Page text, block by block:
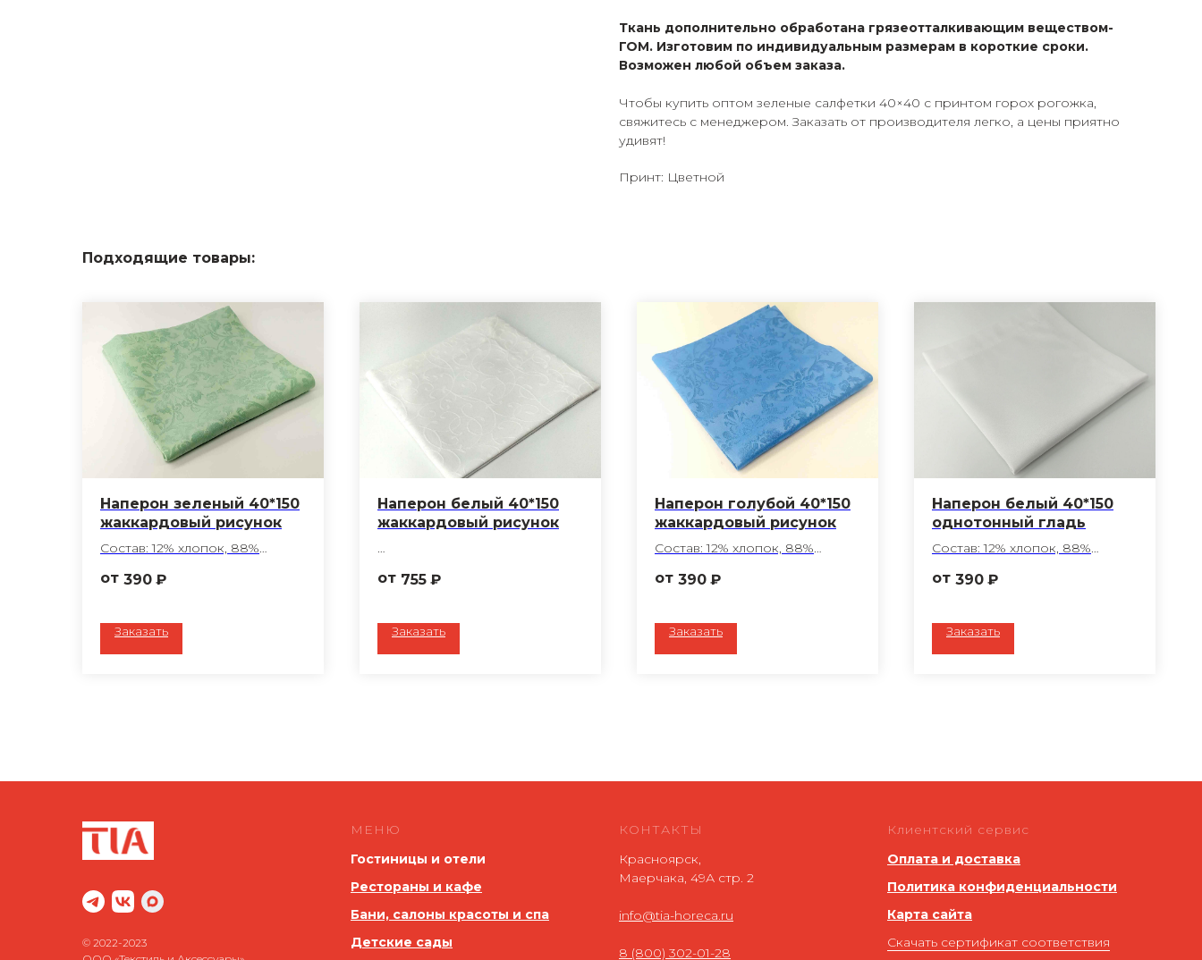
Ткань дополнительно обработана грязеотталкивающим веществом-
ГОМ. Изготовим по индивидуальным размерам в короткие сроки.
Возможен любой объем заказа.
Чтобы купить оптом зеленые салфетки 40×40 с принтом горох рогожка,
свяжитесь с менеджером. Заказать от производителя легко, а цены приятно
удивят!
Принт: Цветной
Подходящие товары:
Наперон зеленый 40*150
жаккардовый рисунок
Состав: 12% хлопок, 88%
Плотность: 194 г/м2
Цвет: зеленый
Ткань: Беларусь
390 ₽
Заказать
Наперон белый 40*150
жаккардовый рисунок
полиэфир
Плотность: 220 г/м2
Цвет: белый
755 ₽
Заказать
Наперон голубой 40*150
жаккардовый рисунок
Состав: 12% хлопок, 88%
Обработка ГОМ
Цвет: голубой
Ткань: Беларусь
390 ₽
Заказать
Наперон белый 40*150
однотонный гладь
Состав: 12% хлопок, 88%
Обработка ГОМ
Цвет: белый
Ткань: Беларусь
390 ₽
Заказать
© 2022-2023
МЕНЮ
Гостиницы и отели
Рестораны и кафе
Бани, салоны красоты и спа
Детские сады
КОНТАКТЫ
Красноярск,
Маерчака, 49А стр. 2
info@tia-horeca.ru
8 (800) 302-01-28
Клиентский сервис
Оплата и доставка
Политика конфиденциальности
Карта сайта
Скачать сертификат соответствия